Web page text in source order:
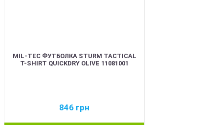
MIL-TEC ФУТБОЛКА STURM TACTICAL
T-SHIRT QUICKDRY OLIVE 11081001
846 грн